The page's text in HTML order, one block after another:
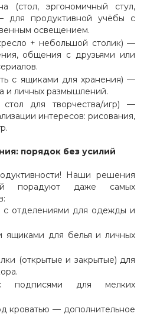
(стол, эргономичный стул,
для продуктивной учёбы с
освещением.
+ небольшой столик) —
общения с друзьями или
с ящиками для хранения) —
и личных размышлений.
для творчества/игр) —
интересов: рисования,
порядок без усилий
Наши решения
порадуют даже самых
с отделениями для одежды и
для белья и личных
(открытые и закрытые) для
подписями для мелких
кроватью — дополнительное